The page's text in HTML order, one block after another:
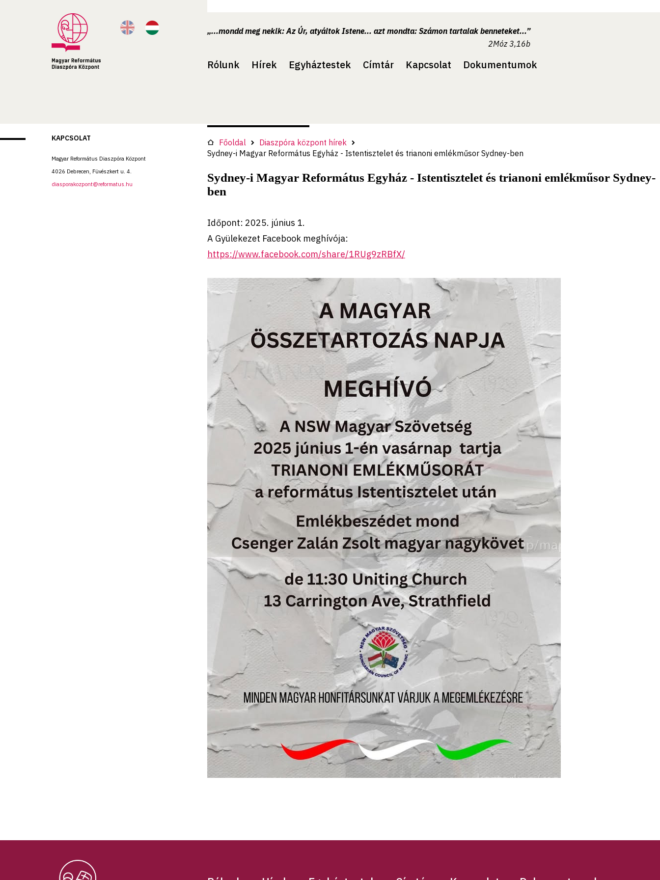
„...mondd meg nekik: Az Úr, atyáitok Istene... azt mondta: Számon tartalak benneteket...”
2Móz 3,16b
Rólunk Hírek Egyháztestek Címtár Kapcsolat Dokumentumok
KAPCSOLAT
Magyar Református Diaszpóra Központ
4026 Debrecen, Füvészkert u. 4.
diasporakozpont@reformatus.hu
Főoldal
Diaszpóra központ hírek
Sydney-i Magyar Református Egyház - Istentisztelet és trianoni emlékműsor Sydney-ben
Sydney-i Magyar Református Egyház - Istentisztelet és trianoni emlékműsor Sydney-
ben
Időpont: 2025. június 1.
A Gyülekezet Facebook meghívója:
https://www.facebook.com/share/1RUg9zRBfX/